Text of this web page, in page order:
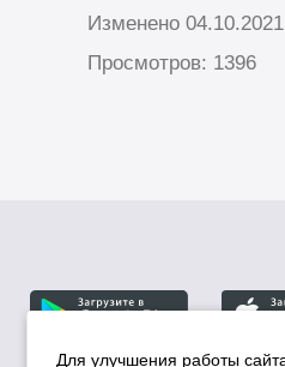
Изменено
Просмотров: 1396
Для улучшения работы